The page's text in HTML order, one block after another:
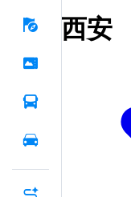
西安